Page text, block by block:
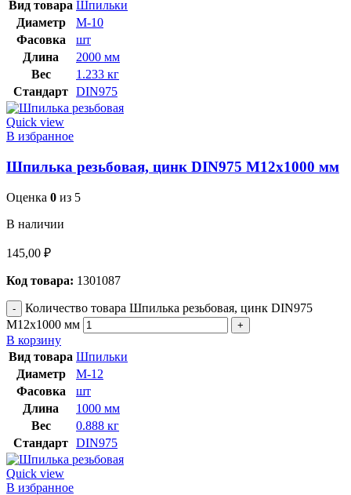
Вид товара Шпильки
Диаметр
М-10
Фасовка
шт
Длина
2000 мм
Вес
1.233 кг
Стандарт DIN975
Quick view
В избранное
Шпилька резьбовая, цинк DIN975 М12х1000 мм
Оценка 0 из 5
В наличии
145,00 ₽
Код товара: 1301087
Количество товара Шпилька резьбовая, цинк DIN975
М12х1000 мм
В корзину
Вид товара Шпильки
Диаметр
М-12
Фасовка
шт
Длина
1000 мм
Вес
0.888 кг
Стандарт DIN975
Quick view
В избранное